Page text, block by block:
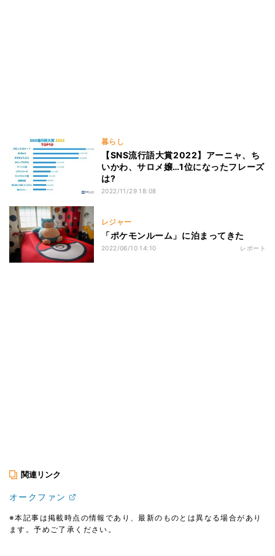
暮らし
【SNS流行語大賞2022】アーニャ、ち
いかわ、サロメ嬢…1位になったフレーズ
は?
2022/11/29 18:08
レジャー
「ポケモンルーム」に泊まってきた
2022/06/10 14:10 レポート
関連リンク
オークファン
※本記事は掲載時点の情報であり、最新のものとは異なる場合があり
ます。予めご了承ください。